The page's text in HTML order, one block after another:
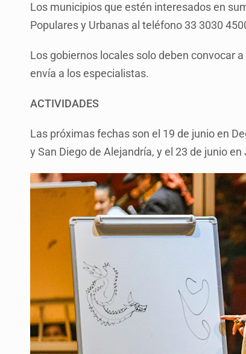
Los municipios que estén interesados en
Populares y Urbanas al teléfono 33 3030
Los gobiernos locales solo deben convocar
envía a los especialistas.
ACTIVIDADES
Las próximas fechas son el 19 de junio en
y San Diego de Alejandría, y el 23 de junio